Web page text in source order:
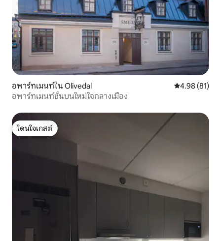
อพาร์ทเมนท์ใน Olivedal คะแนนเฉลี่ย
4.98 (81)
อพาร์ทเมนท์ชั้นบนใหม่ใจกลางเมือง
โดนใจเกสต์
โดนใจเกสต์